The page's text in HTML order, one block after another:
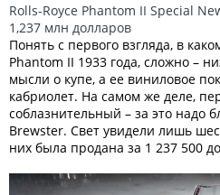
Rolls-Royce Phantom II Special
1,237 млн долларов
Понять с первого взгляда, в
Phantom II 1933 года, сложно –
мысли о купе, а ее виниловое
кабриолет. На самом же деле,
соблазнительный – за это надо
Brewster. Свет увидели лишь
них была продана за 1 237 500